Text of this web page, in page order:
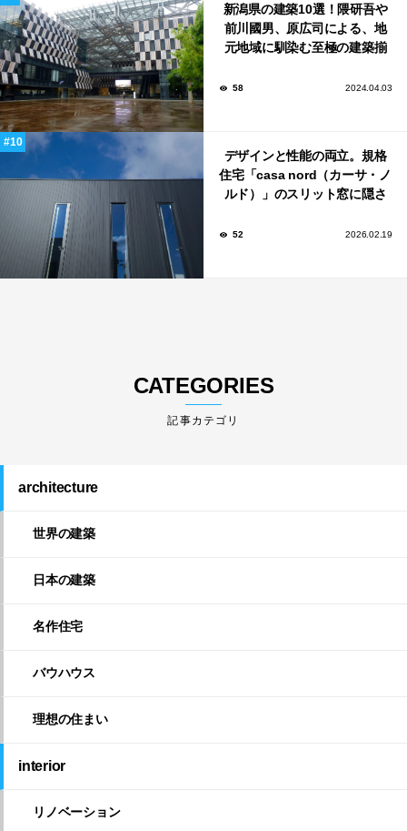
新潟県の建築10選！隈研吾や
前川國男、原広司による、地
元地域に馴染む至極の建築揃
58 2024.04.03
デザインと性能の両立。規格
住宅「casa nord（カーサ・ノ
ルド）」のスリット窓に隠さ
52 2026.02.19
CATEGORIES
architecture
世界の建築
日本の建築
名作住宅
バウハウス
理想の住まい
interior
リノベーション